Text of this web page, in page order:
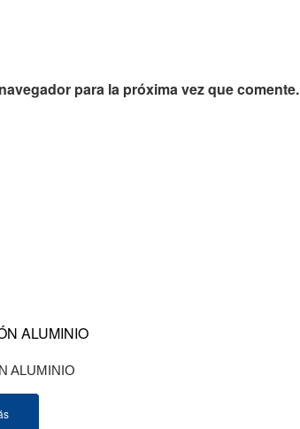
para la próxima vez que comente.
ALUMINIO